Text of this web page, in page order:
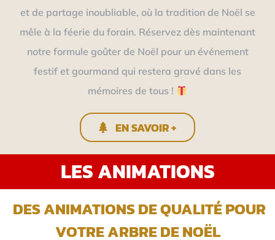
et de partage inoubliable, où la tradition de Noël se
mêle à la féerie du forain. Réservez dès maintenant
notre formule goûter de Noël pour un événement
festif et gourmand qui restera gravé dans les
mémoires de tous !
EN SAVOIR +
LES ANIMATIONS
DES ANIMATIONS DE QUALITÉ POUR
VOTRE ARBRE DE NOËL